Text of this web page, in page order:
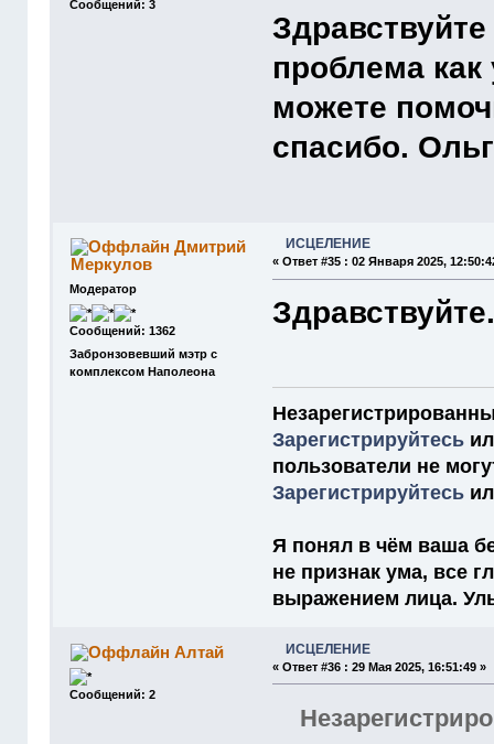
Сообщений: 3
проблема
можете
спасибо.
Дмитрий
Меркулов
Модератор
Сообщений: 1362
Забронзовевший мэтр с
комплексом Наполеона
ИСЦЕЛЕНИЕ
«Ответ #35 : 02 Января 2025,
Зарегистрируйтесь
пользователи не
Зарегистрируйтесь
Я понял в чём ваша
не признак ума, все
выражением лица.
Алтай
Сообщений: 2
ИСЦЕЛЕНИЕ
«Ответ #36 : 29 Мая 2025, 16:51:49 »